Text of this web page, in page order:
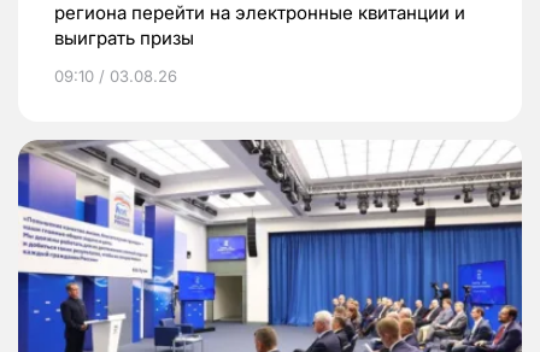
региона перейти на электронные квитанции и
выиграть призы
09:10 / 03.08.26